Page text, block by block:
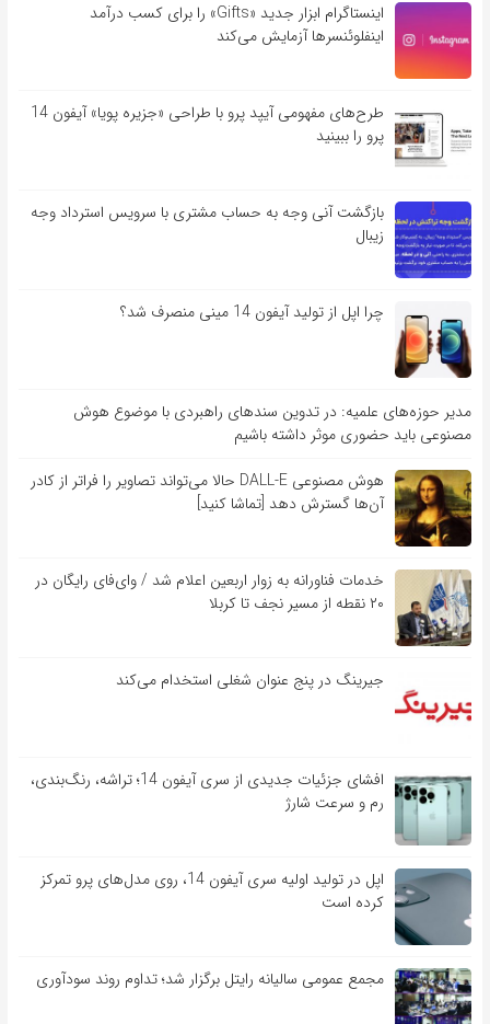
اینستاگرام ابزار جدید «Gifts» را برای کسب درآمد
اینفلوئنسرها آزمایش می‌کند
طرح‌های مفهومی آیپد پرو با طراحی «جزیره پویا» آیفون 14
پرو را ببینید
بازگشت آنی وجه به حساب مشتری با سرویس استرداد وجه
زیبال
چرا اپل از تولید آیفون 14 مینی منصرف شد؟
مدیر حوزه‌های علمیه: در تدوین سندهای راهبردی با موضوع هوش
مصنوعی باید حضوری موثر داشته باشیم
هوش مصنوعی DALL-E حالا می‌تواند تصاویر را فراتر از کادر
آن‌ها گسترش دهد [تماشا کنید]
خدمات فناورانه به زوار اربعین اعلام شد / وای‌فای رایگان در
۲۰ نقطه از مسیر نجف تا کربلا
جیرینگ در پنج عنوان شغلی استخدام می‌کند
افشای جزئیات جدیدی از سری آیفون 14؛ تراشه، رنگ‌بندی،
رم و سرعت شارژ
اپل در تولید اولیه سری آیفون 14، روی مدل‌های پرو تمرکز
کرده است
مجمع عمومی سالیانه رایتل برگزار شد؛ تداوم روند سودآوری